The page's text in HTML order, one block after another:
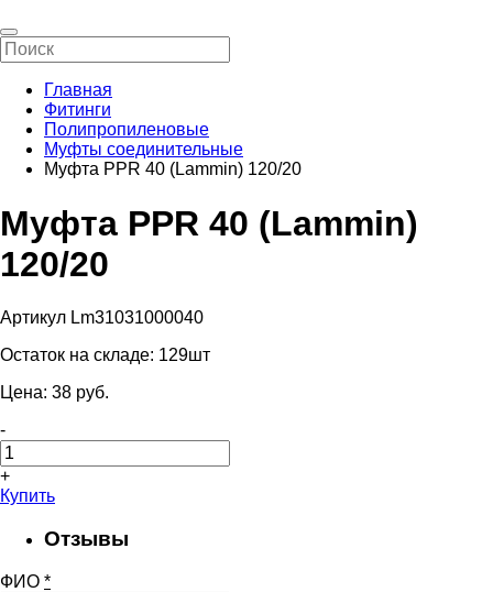
Главная
Фитинги
Полипропиленовые
Муфты соединительные
Муфта PPR 40 (Lammin) 120/20
Муфта PPR 40 (Lammin)
120/20
Артикул Lm31031000040
Остаток на складе: 129шт
Цена: 38 pуб.
-
+
Купить
Отзывы
ФИО *